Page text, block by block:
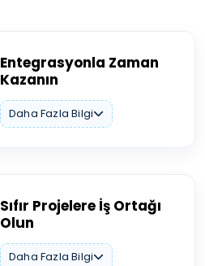
Entegrasyonla Zaman
Kazanın
Daha Fazla Bilgi
Sıfır Projelere İş Ortağı
Olun
Daha Fazla Bilgi